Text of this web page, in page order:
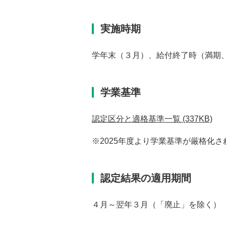
実施時期
学年末（３月）、給付終了時（満期
学業基準
認定区分と適格基準一覧 (337KB)
※2025年度より学業基準が厳格化さ
認定結果の適用期間
４月～翌年３月（「廃止」を除く）